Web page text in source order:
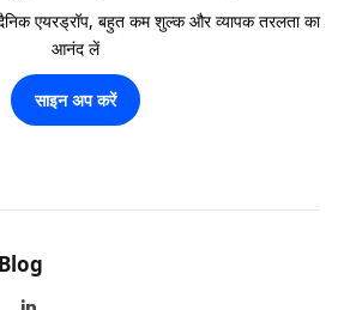
एयरड्रॉप, बहुत कम शुल्क और व्यापक तरलता का
आनंद लें
साइन अप करें
LinkedIn